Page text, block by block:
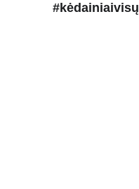
#kėdainiaivisų